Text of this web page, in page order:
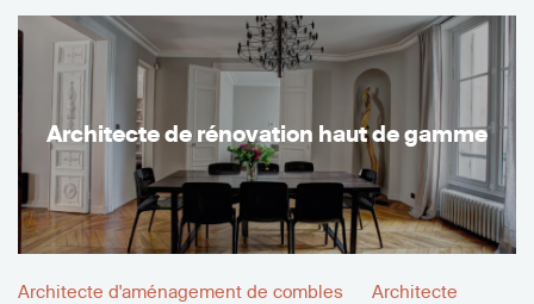
Architecte de rénovation haut de gamme
Architecte d'aménagement de combles
Architecte